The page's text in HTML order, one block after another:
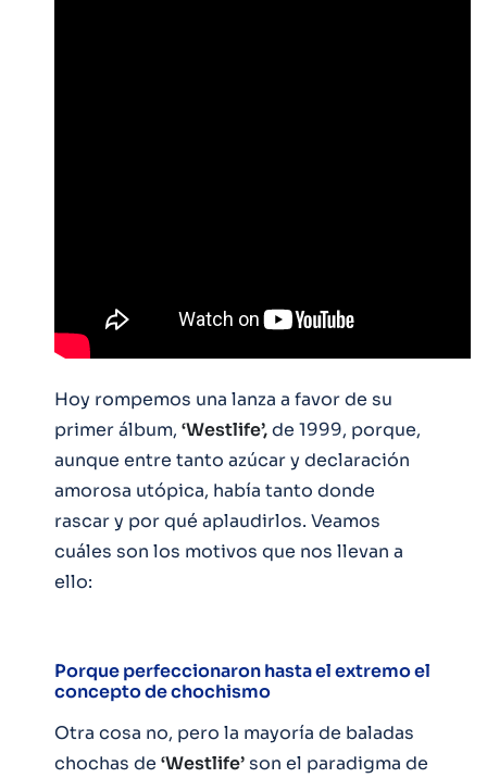
Hoy rompemos una lanza a favor de su
primer álbum, ‘Westlife’,de 1999, porque,
aunque entre tanto azúcar y declaración
amorosa utópica, había tanto donde
rascar y por qué aplaudirlos. Veamos
cuáles son los motivos que nos llevan a
ello:
Porque perfeccionaron hasta el extremo el
concepto de chochismo
Otra cosa no, pero la mayoría de baladas
chochas de ‘Westlife’son el paradigma de